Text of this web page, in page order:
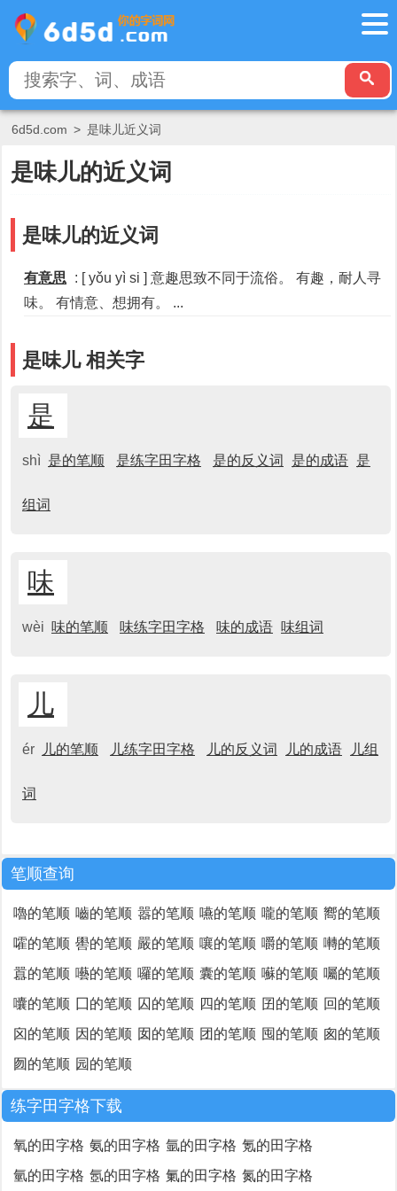
6d5d.com > 是味儿近义词
是味儿的近义词
是味儿的近义词
有意思
: [ yǒu yì si ] 意趣思致不同于流俗。 有趣，耐人寻
味。 有情意、想拥有。 ...
是味儿 相关字
是
shì 是的笔顺 是练字田字格 是的反义词 是的成语 是
组词
味
wèi 味的笔顺 味练字田字格 味的成语 味组词
儿
ér 儿的笔顺 儿练字田字格 儿的反义词 儿的成语 儿组
词
笔顺查询
嚕的笔顺 嚙的笔顺 嚣的笔顺 嚥的笔顺 嚨的笔顺 嚮的笔顺
嚯的笔顺 嚳的笔顺 嚴的笔顺 嚷的笔顺 嚼的笔顺 囀的笔顺
囂的笔顺 囈的笔顺 囉的笔顺 囊的笔顺 囌的笔顺 囑的笔顺
囔的笔顺 囗的笔顺 囚的笔顺 四的笔顺 囝的笔顺 回的笔顺
囟的笔顺 因的笔顺 囡的笔顺 团的笔顺 囤的笔顺 囪的笔顺
囫的笔顺 园的笔顺
练字田字格下载
氧的田字格 氨的田字格 氩的田字格 氪的田字格
氫的田字格 氬的田字格 氭的田字格 氮的田字格